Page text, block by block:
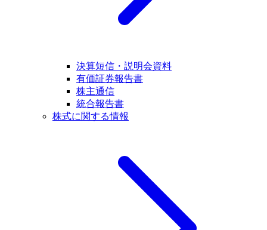
決算短信・説明会資料
有価証券報告書
株主通信
統合報告書
株式に関する情報